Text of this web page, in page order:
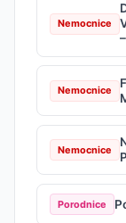
Nemocnice
Nemocnice
Nemocnice
Porodnice